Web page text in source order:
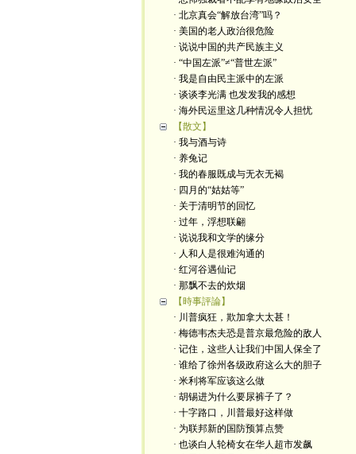
· 北京真会“解放台湾”吗？
· 美国的老人政治很危险
· 说说中国的共产民族主义
· “中国左派”≠“普世左派”
· 我是自由民主派中的左派
· 谈谈李光满 也发发我的感想
· 海外民运里这几种情况令人担忧
【散文】
· 我与酒与诗
· 养兔记
· 我的春服既成与无衣无褐
· 四月的“姑姑等”
· 关于清明节的回忆
· 过年，浮想联翩
· 说说我和文学的缘分
· 人和人是很难沟通的
· 红河谷遇仙记
· 那飘不去的炊烟
【時事評論】
· 川普疯狂，欺加拿大太甚！
· 梅德韦杰夫恐是普京最危险的敌人
· 记住，这些人让我们中国人保全了
· 谁给了徐州各级政府这么大的胆子
· 米利将军应该这么做
· 胡锡进为什么要尿裤子了？
· 十字路口，川普最好这样做
· 为联邦新的国防预算点赞
· 也谈白人轮椅女在华人超市发飙